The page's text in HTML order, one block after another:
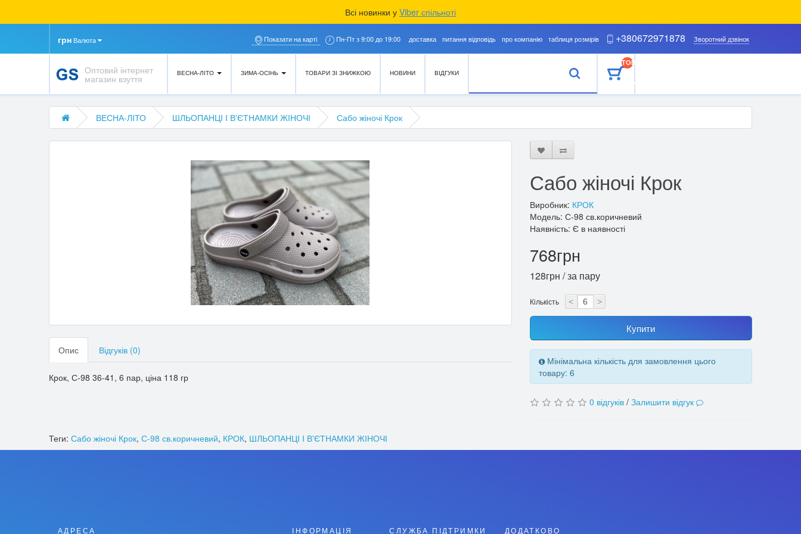
Всі новинки у Viber спільноті
грн Валюта Показати на карті Пн-Пт з 9:00 до 19:00 доставка питання відповідь про компанію таблиця розмірів +380672971878 Зворотний дзвінок
Оптовий інтернет
магазин взуття ВЕСНА-ЛІТО ЗИМА-ОСІНЬ ТОВАРИ ЗІ ЗНИЖКОЮ НОВИНИ ВІДГУКИ
ТОВАРІВ
(0ГРН)
ВЕСНА-ЛІТО ШЛЬОПАНЦІ І В'ЄТНАМКИ ЖІНОЧІ Сабо жіночі Крок
Опис Відгуків (0)
Крок, С-98 36-41, 6 пар, ціна 118 гр
Сабо жіночі Крок
Виробник: КРОК
Модель: С-98 св.коричневий
Наявність: Є в наявності
768грн
128грн / за пару
Кількість < >
Купити
Мінімальна кількість для замовлення цього
товару: 6
0 відгуків/ Залишити відгук
Теги: Сабо жіночі Крок, С-98 св.коричневий, КРОК, ШЛЬОПАНЦІ І В'ЄТНАМКИ ЖІНОЧІ
АДРЕСА ІНФОРМАЦІЯ СЛУЖБА ПІДТРИМКИ ДОДАТКОВО